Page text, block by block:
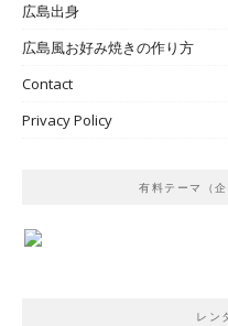
広島出身
広島風お好み焼きの作り方
Contact
Privacy Policy
有料テーマ（
レン